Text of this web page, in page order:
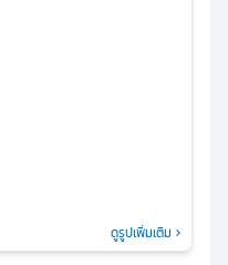
ดูรูปเพิ่มเติม